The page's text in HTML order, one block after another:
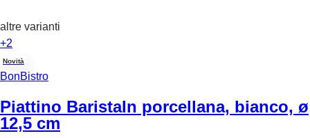
altre varianti
+2
Novità
BonBistro
Piattino BaristaIn porcellana, bianco, ø
12,5 cm